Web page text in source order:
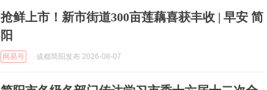
抢鲜上市！新市街道300亩莲藕喜获丰收 | 早安 简
阳
网易号 成都简阳发布 2026-08-07